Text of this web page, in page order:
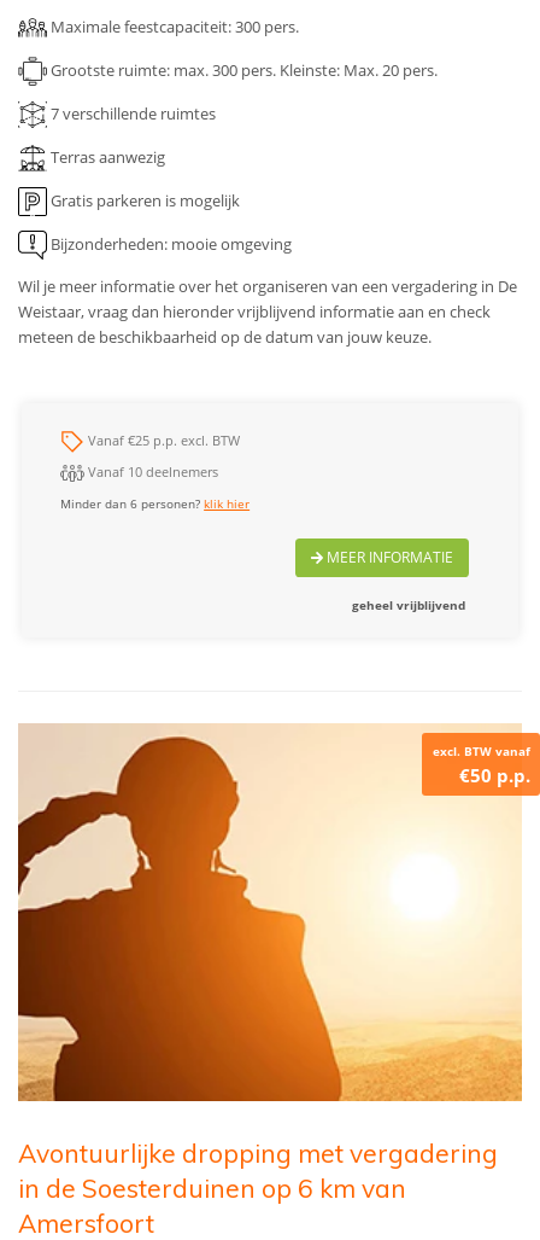
Maximale feestcapaciteit: 300 pers.
Grootste ruimte: max. 300 pers. Kleinste: Max. 20 pers.
7verschillende ruimtes
Terras aanwezig
Gratis parkeren is mogelijk
Bijzonderheden: mooie omgeving
Wil je meer informatie over het organiseren van een vergadering in De
Weistaar, vraag dan hieronder vrijblijvend informatie aan en check
meteen de beschikbaarheid op de datum van jouw keuze.
Vanaf €25 p.p. excl. BTW
Vanaf 10 deelnemers
Minder dan 6 personen?klik hier
MEER INFORMATIE
geheel vrijblijvend
excl. BTW vanaf
€50 p.p.
Avontuurlijke dropping met vergadering
in de Soesterduinen op 6 km van
Amersfoort